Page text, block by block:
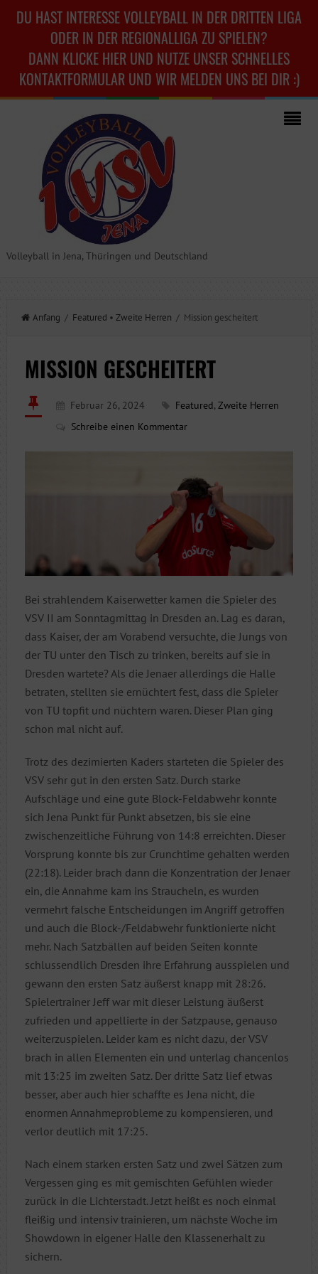
DU HAST INTERESSE VOLLEYBALL IN DER DRITTEN LIGA
ODER IN DER REGIONALLIGA ZU SPIELEN?
DANN KLICKE HIER UND NUTZE UNSER SCHNELLES
KONTAKTFORMULAR UND WIR MELDEN UNS BEI DIR :)
Volleyball in Jena, Thüringen und Deutschland
Anfang / Featured • Zweite Herren / Mission gescheitert
MISSION GESCHEITERT
Februar 26, 2024 Featured, Zweite Herren
Schreibe einen Kommentar
Bei strahlendem Kaiserwetter kamen die Spieler des
VSV II am Sonntagmittag in Dresden an. Lag es daran,
dass Kaiser, der am Vorabend versuchte, die Jungs von
der TU unter den Tisch zu trinken, bereits auf sie in
Dresden wartete? Als die Jenaer allerdings die Halle
betraten, stellten sie ernüchtert fest, dass die Spieler
von TU topfit und nüchtern waren. Dieser Plan ging
schon mal nicht auf.
Trotz des dezimierten Kaders starteten die Spieler des
VSV sehr gut in den ersten Satz. Durch starke
Aufschläge und eine gute Block-Feldabwehr konnte
sich Jena Punkt für Punkt absetzen, bis sie eine
zwischenzeitliche Führung von 14:8 erreichten. Dieser
Vorsprung konnte bis zur Crunchtime gehalten werden
(22:18). Leider brach dann die Konzentration der Jenaer
ein, die Annahme kam ins Straucheln, es wurden
vermehrt falsche Entscheidungen im Angriff getroffen
und auch die Block-/Feldabwehr funktionierte nicht
mehr. Nach Satzbällen auf beiden Seiten konnte
schlussendlich Dresden ihre Erfahrung ausspielen und
gewann den ersten Satz äußerst knapp mit 28:26.
Spielertrainer Jeff war mit dieser Leistung äußerst
zufrieden und appellierte in der Satzpause, genauso
weiterzuspielen. Leider kam es nicht dazu, der VSV
brach in allen Elementen ein und unterlag chancenlos
mit 13:25 im zweiten Satz. Der dritte Satz lief etwas
besser, aber auch hier schaffte es Jena nicht, die
enormen Annahmeprobleme zu kompensieren, und
verlor deutlich mit 17:25.
Nach einem starken ersten Satz und zwei Sätzen zum
Vergessen ging es mit gemischten Gefühlen wieder
zurück in die Lichterstadt. Jetzt heißt es noch einmal
fleißig und intensiv trainieren, um nächste Woche im
Showdown in eigener Halle den Klassenerhalt zu
sichern.